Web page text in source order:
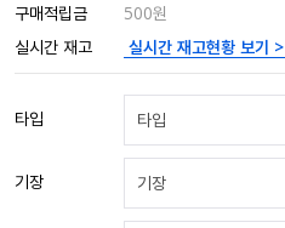
구매적립금
500원
실시간 재고
실시간 재고현황 보기 >
타입 타입
기장 기장